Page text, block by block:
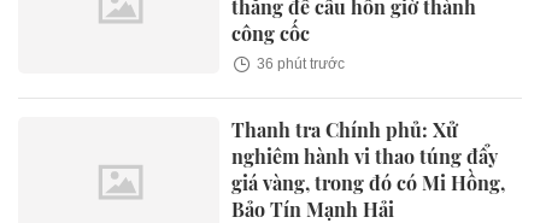
thăng để cầu hôn giờ thành
công cốc
36 phút trước
Thanh tra Chính phủ: Xử
nghiêm hành vi thao túng đẩy
giá vàng, trong đó có Mi Hồng,
Bảo Tín Mạnh Hải